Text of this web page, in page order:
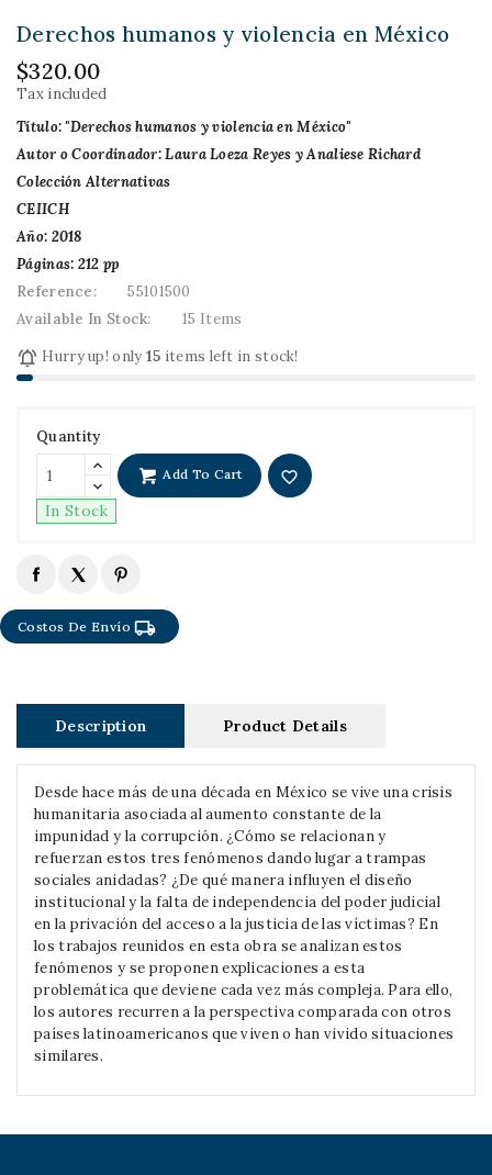
Derechos humanos y violencia en México
$320.00
Tax included
Título: "Derechos humanos y violencia en México"
Autor o Coordinador: Laura Loeza Reyes y Analiese Richard
Colección Alternativas
CEIICH
Año: 2018
Páginas: 212 pp
Reference:
55101500
Available In Stock:
15 Items
 Hurry up! only 15 items left in stock!
Quantity
Add To Cart favorite_border
In Stock
Costos De Envíolocal_shipping
Description Product Details
Desde hace más de una década en México se vive una crisis
humanitaria asociada al aumento constante de la
impunidad y la corrupción. ¿Cómo se relacionan y
refuerzan estos tres fenómenos dando lugar a trampas
sociales anidadas? ¿De qué manera influyen el diseño
institucional y la falta de independencia del poder judicial
en la privación del acceso a la justicia de las víctimas? En
los trabajos reunidos en esta obra se analizan estos
fenómenos y se proponen explicaciones a esta
problemática que deviene cada vez más compleja. Para ello,
los autores recurren a la perspectiva comparada con otros
países latinoamericanos que viven o han vivido situaciones
similares.